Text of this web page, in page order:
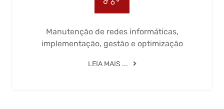
Manutenção de redes informáticas,
implementação, gestão e optimização
LEIA MAIS ...